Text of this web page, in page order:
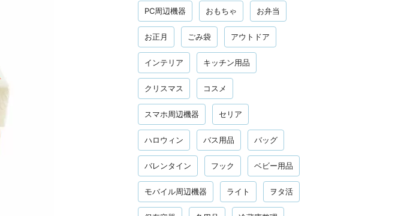
PC周辺機器 おもちゃ お弁当
お正月 ごみ袋 アウトドア
インテリア キッチン用品
クリスマス コスメ
スマホ周辺機器 セリア
ハロウィン バス用品 バッグ
バレンタイン フック ベビー用品
モバイル周辺機器 ライト ヲタ活